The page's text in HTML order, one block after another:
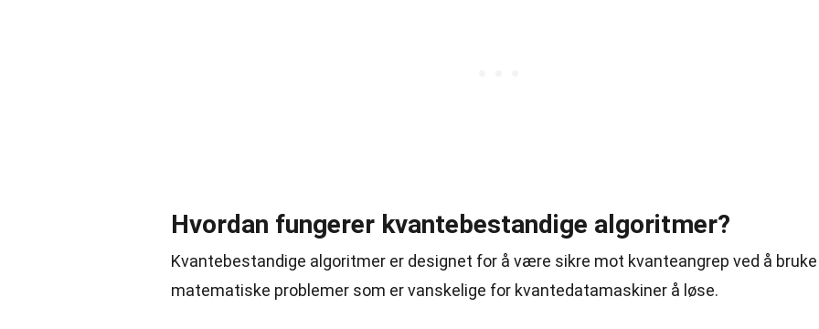
Hvordan fungerer kvantebestandige algoritmer?
Kvantebestandige algoritmer er designet for å være sikre mot kvanteangrep ved å bruke
matematiske problemer som er vanskelige for kvantedatamaskiner å løse.